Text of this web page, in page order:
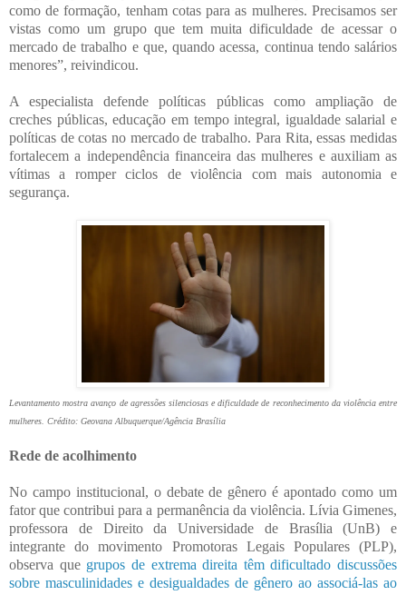
como de formação, tenham cotas para as mulheres. Precisamos ser
vistas como um grupo que tem muita dificuldade de acessar o
mercado de trabalho e que, quando acessa, continua tendo salários
menores”, reivindicou.
A especialista defende políticas públicas como ampliação de
creches públicas, educação em tempo integral, igualdade salarial e
políticas de cotas no mercado de trabalho. Para Rita, essas medidas
fortalecem a independência financeira das mulheres e auxiliam as
vítimas a romper ciclos de violência com mais autonomia e
segurança.
Levantamento mostra avanço de agressões silenciosas e dificuldade de reconhecimento da violência entre
mulheres. Crédito: Geovana Albuquerque/Agência Brasília
Rede de acolhimento
No campo institucional, o debate de gênero é apontado como um
fator que contribui para a permanência da violência. Lívia Gimenes,
professora de Direito da Universidade de Brasília (UnB) e
integrante do movimento Promotoras Legais Populares (PLP),
observa que grupos de extrema direita têm dificultado discussões
sobre masculinidades e desigualdades de gênero ao associá-las ao